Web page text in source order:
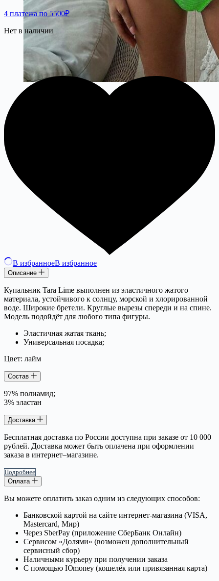
4 платежа по 5500₽
Нет в наличии
В избранноеВ избранное
Описание
Купальник Tara Lime выполнен из эластичного жатого
материала, устойчивого к солнцу, морской и хлорированной
воде. Широкие бретели. Круглые вырезы спереди и на спине.
Модель подойдёт для любого типа фигуры.
Эластичная жатая ткань;
Универсальная посадка;
Цвет: лайм
Состав
97% полиамид;
3% эластан
Доставка
Бесплатная доставка по России доступна при заказе от 10 000
рублей. Доставка может быть оплачена при оформлении
заказа в интернет–магазине.
Подробнее
Оплата
Вы можете оплатить заказ одним из следующих способов:
Банковской картой на сайте интернет-магазина (VISA,
Mastercard, Мир)
Через SberPay (приложение СберБанк Онлайн)
Сервисом «Долями» (возможен дополнительный
сервисный сбор)
Наличными курьеру при получении заказа
С помощью Юmoney (кошелёк или привязанная карта)